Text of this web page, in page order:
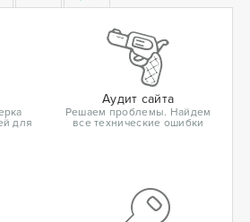
для
Аудит сайта
Решаем проблемы. Найдем
все технические ошибки